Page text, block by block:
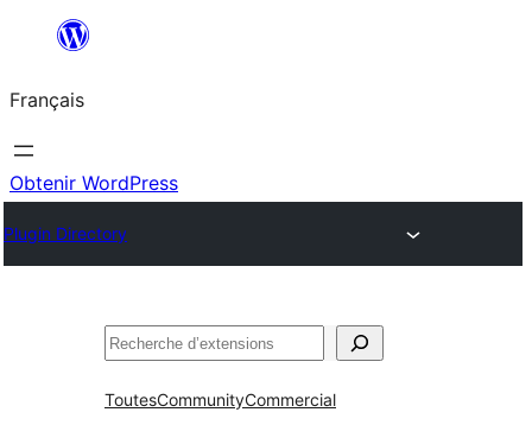
contenu
Français
Obtenir WordPress
Plugin Directory
Rechercher
ToutesCommunityCommercial